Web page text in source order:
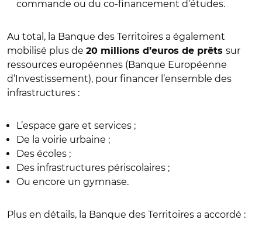
commande ou du co-financement d’études.
Au total, la Banque des Territoires a également
mobilisé plus de 20 millions d’euros de prêts sur
ressources européennes (Banque Européenne
d’Investissement), pour financer l’ensemble des
infrastructures :
L’espace gare et services ;
De la voirie urbaine ;
Des écoles ;
Des infrastructures périscolaires ;
Ou encore un gymnase.
Plus en détails, la Banque des Territoires a accordé :